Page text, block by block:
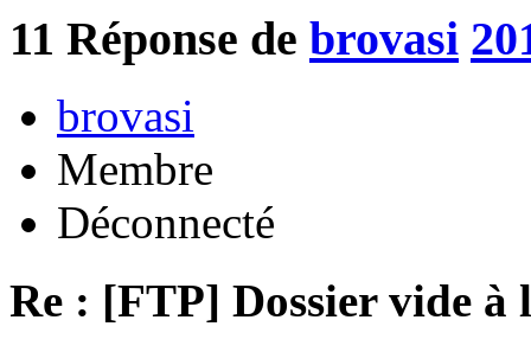
11 Réponse de brovasi
brovasi
Membre
Déconnecté
Re : [FTP] Dossier vide à